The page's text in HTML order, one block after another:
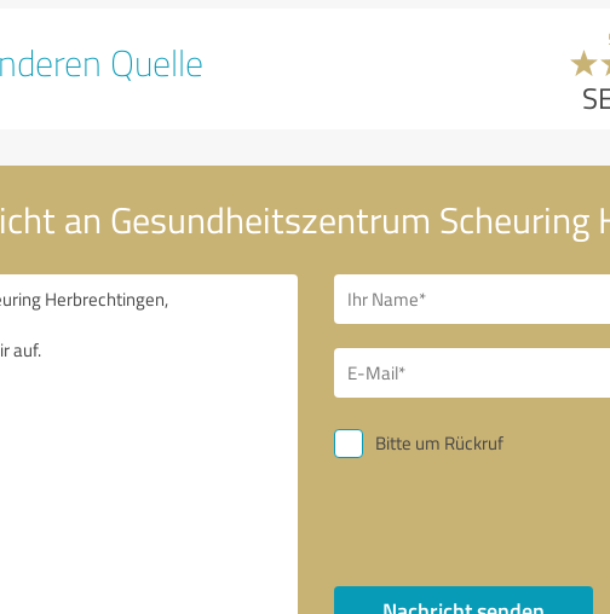
Quelle
an Gesundheitszentrum Scheuring
Bitte um Rückruf